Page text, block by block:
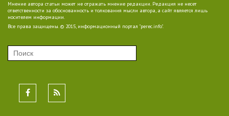
Мнение автора статьи может не отражать мнение редакции. Редакция не несет
ответственности за обоснованность и толкования мысли автора, а сайт является лишь
носителем информации.
Все права защищены. © 2015, информационный портал "perec.info".